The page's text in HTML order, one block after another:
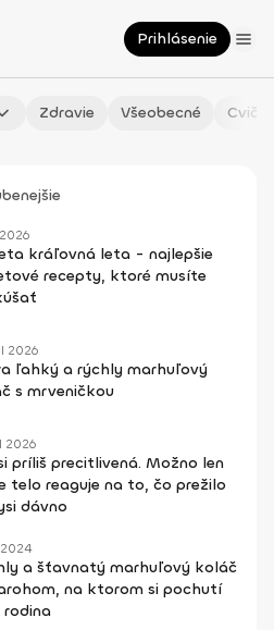
Prihlásenie
Zdravie Všeobecné
kráľovná leta - najlepšie
recepty, ktoré musíte
2026
ľahký a rýchly marhuľový
s mrveničkou
2026
príliš precitlivená. Možno len
telo reaguje na to, čo prežilo
dávno
a šťavnatý marhuľový koláč
na ktorom si pochutí